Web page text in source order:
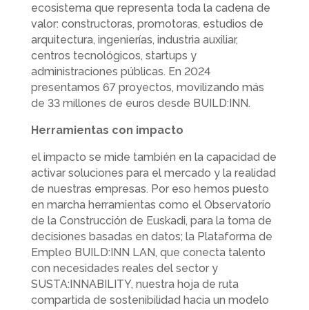
ecosistema que representa toda la cadena de
valor: constructoras, promotoras, estudios de
arquitectura, ingenierías, industria auxiliar,
centros tecnológicos, startups y
administraciones públicas. En 2024
presentamos 67 proyectos, movilizando más
de 33 millones de euros desde BUILD:INN.
Herramientas con impacto
el impacto se mide también en la capacidad de
activar soluciones para el mercado y la realidad
de nuestras empresas. Por eso hemos puesto
en marcha herramientas como el Observatorio
de la Construcción de Euskadi, para la toma de
decisiones basadas en datos; la Plataforma de
Empleo BUILD:INN LAN, que conecta talento
con necesidades reales del sector y
SUSTA:INNABILITY, nuestra hoja de ruta
compartida de sostenibilidad hacia un modelo